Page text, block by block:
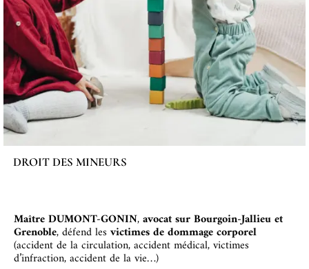
DROIT DES MINEURS
Maître DUMONT-GONIN,avocat sur Bourgoin-Jallieu et
Grenoble, défend les victimes de dommage corporel
(accident de la circulation, accident médical, victimes
d’infraction, accident de la vie…)